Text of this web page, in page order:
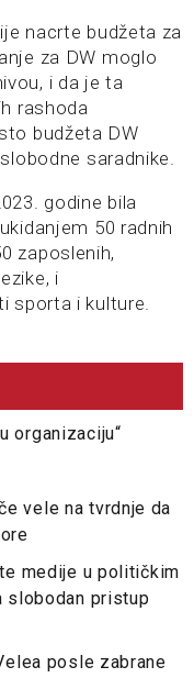
nacrte budžeta za
za DW moglo
i da je ta
rashoda
budžeta DW
saradnike.
godine bila
50 radnih
zaposlenih,
i
sporta i kulture.
organizaciju“
vele na tvrdnje da
medije u političkim
slobodan pristup
posle zabrane